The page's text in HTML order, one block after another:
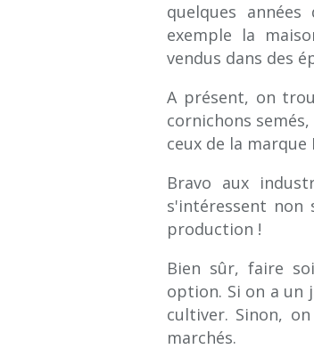
quelques
exemple la
vendus dans des
A présent, on
cornichons
ceux de la marque
Bravo aux
s'intéressent non
production !
Bien sûr, faire
option. Si on a un
cultiver. Sinon,
marchés.